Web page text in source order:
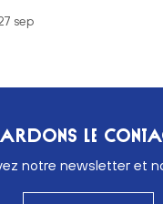
sep
LE
notre newsletter et